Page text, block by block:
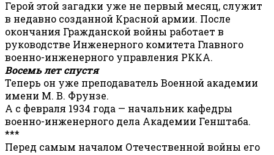
Герой этой загадки уже не первый месяц, служит
в недавно созданной Красной армии. После
окончания Гражданской войны работает в
руководстве Инженерного комитета Главного
военно-инженерного управления РККА.
Восемь лет спустя
Теперь он уже преподаватель Военной академии
имени М. В. Фрунзе.
А с февраля 1934 года — начальник кафедры
военно-инженерного дела Академии Генштаба.
***
Перед самым началом Отечественной войны его